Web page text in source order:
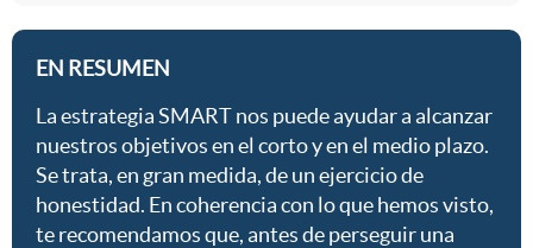
EN RESUMEN
La estrategia SMART nos puede ayudar a alcanzar
nuestros objetivos en el corto y en el medio plazo.
Se trata, en gran medida, de un ejercicio de
honestidad. En coherencia con lo que hemos visto,
te recomendamos que, antes de perseguir una